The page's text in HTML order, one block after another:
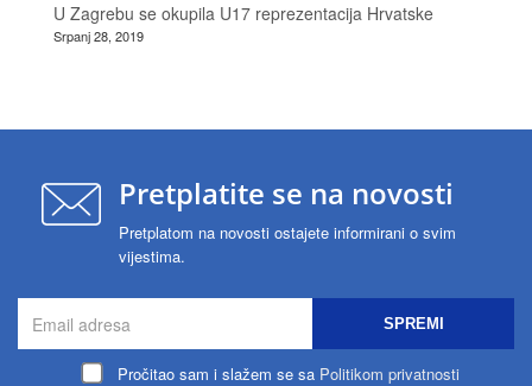
U Zagrebu se okupila U17 reprezentacija Hrvatske
Srpanj 28, 2019
Pretplatite se na novosti
Pretplatom na novosti ostajete informirani o svim
vijestima.
SPREMI
Pročitao sam i slažem se sa Politikom privatnosti